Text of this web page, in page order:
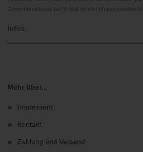
Gewerbenachweis per E-Mail an
Infos
Mehr über...
Impressum
Kontakt
Zahlung und Versand